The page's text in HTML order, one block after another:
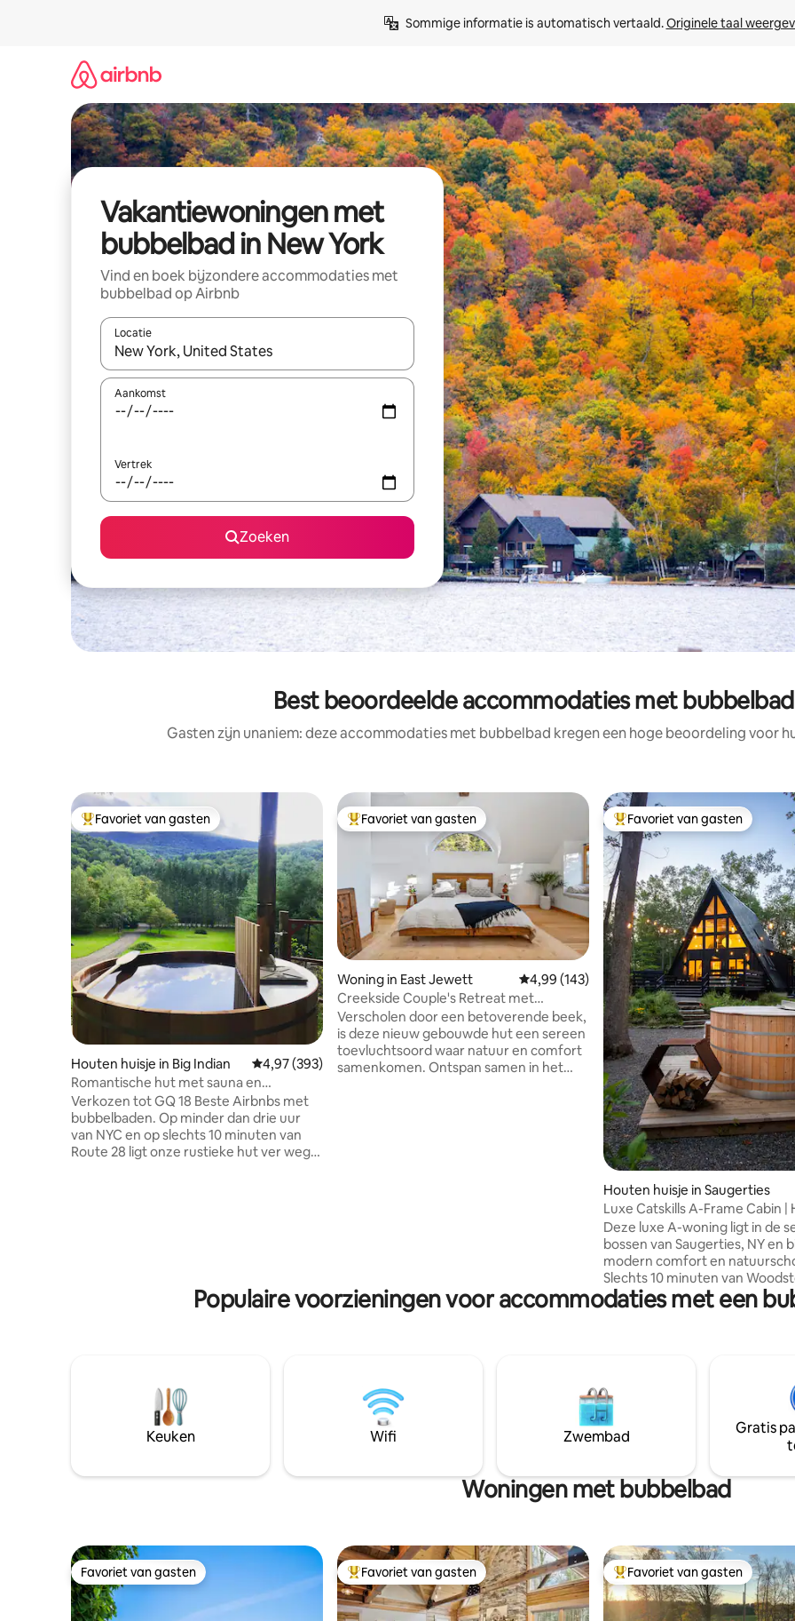
Sommige informatie is automatisch vertaald. Originele taal
Vakantiewoningen met
bubbelbad in New York
Vind en boek bijzondere accommodaties met
bubbelbad op Airbnb
Locatie
Wanneer er resultaten beschikbaar zijn, maak je een keuze met je de pijltjestoetsen omhoog en omlaag, óf door te
Aankomst
Vertrek
Zoeken
Best beoordeelde accommodaties met
Gasten zijn unaniem: deze accommodaties met bubbelbad kregen een hoge beoordeling voor
Topfavoriet van gasten
Favoriet van gasten
Houten huisje in Big Indian Gemiddelde beoordeling van 4,97 op 5, 393 recensies
4,97 (393)
Romantische hut met sauna en
houtgestookte hottub
Verkozen tot GQ 18 Beste Airbnbs met
bubbelbaden. Op minder dan drie uur
van NYC en op slechts 10 minuten van
Route 28 ligt onze rustieke hut ver weg
vuurplaats in de buitenlucht, een
houtskoolgrill in de buitenlucht. Dan is er
Topfavoriet van gasten
Favoriet van gasten
Woning in East Jewett Gemiddelde beoordeling van 4,99 op 5, 143
4,99 (143)
Creekside Couple's Retreat met
bubbelbad, sauna en meer
Verscholen door een betoverende beek,
is deze nieuw gebouwde hut een sereen
toevluchtsoord waar natuur en comfort
samenkomen. Ontspan samen in het
Topfavoriet van gasten
Favoriet van gasten
Houten huisje in Saugerties
Luxe Catskills A-Frame Cabin |
Sauna
Deze luxe A-woning ligt in de
bossen van Saugerties, NY en
modern comfort en
Slechts 10 minuten van
uur van NYC, NJ. Het ligt op
privéterrein van 2 hectare.
cederhoutgestookte hot tub en
Hondvriendelijk! Een gezellig
toevluchtsoord in de buurt van
wandelen, skiën en de beste
onze ig 'highwoodsaframe'
Populaire voorzieningen voor accommodaties met een
Keuken Wifi Zwembad
Gratis
Woningen met bubbelbad
Favoriet van gasten
Favoriet van gasten Topfavoriet van gasten
Favoriet van gasten Topfavoriet van gasten
Favoriet van gasten